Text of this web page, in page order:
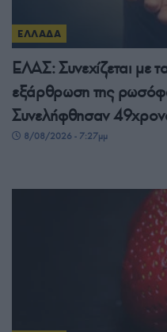
ΕΛΛΑΔΑ
ΕΛΑΣ: Συνεχίζεται με
εξάρθρωση της
Συνελήφθησαν
8/08/2026 - 7:27μμ